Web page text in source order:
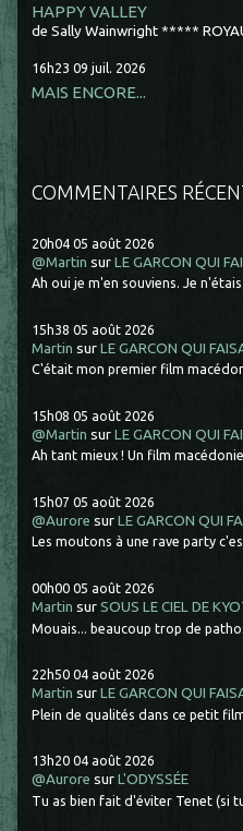
HAPPY VALLEY
de Sally Wainwright *****
16h23 09 juil. 2026
MAIS ENCORE...
COMMENTAIRES
20h04 05 août 2026
@Martin surLE GARCON QUI
Ah oui je m'en souviens. Je
15h38 05 août 2026
Martin surLE GARCON QUI
C'était mon premier film
15h08 05 août 2026
@Martin surLE GARCON QUI
Ah tant mieux ! Un film
15h07 05 août 2026
@Aurore surLE GARCON QUI
Les moutons à une rave party
00h00 05 août 2026
Martin surSOUS LE CIEL DE
Mouais... beaucoup trop de
22h50 04 août 2026
Martin surLE GARCON QUI
Plein de qualités dans ce petit
13h20 04 août 2026
@Aurore surL'ODYSSÉE
Tu as bien fait d'éviter Tenet (si